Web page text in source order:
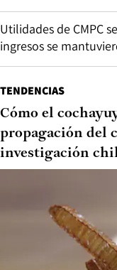
Utilidades de CMPC
ingresos se
TENDENCIAS
Cómo el
propagación del
investigación